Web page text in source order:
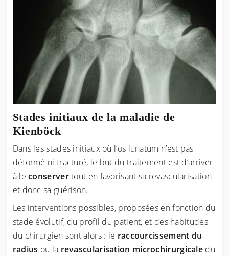
Stades initiaux de la maladie de
Kienböck
Dans les stades initiaux où l’os lunatum n’est pas
déformé ni fracturé, le but du traitement est d’arriver
à leconservertout en favorisant sa revascularisation
et donc sa guérison.
Les interventions possibles, proposées en fonction du
stade évolutif, du profil du patient, et des habitudes
du chirurgien sont alors : le raccourcissement du
radius ou la revascularisation microchirurgicale du